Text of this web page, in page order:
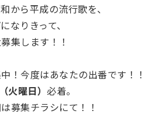
から平成の流行歌を、
なりきって、
集します！！
！今度はあなたの出番です！！
火曜日）必着。
募集チラシにて！！